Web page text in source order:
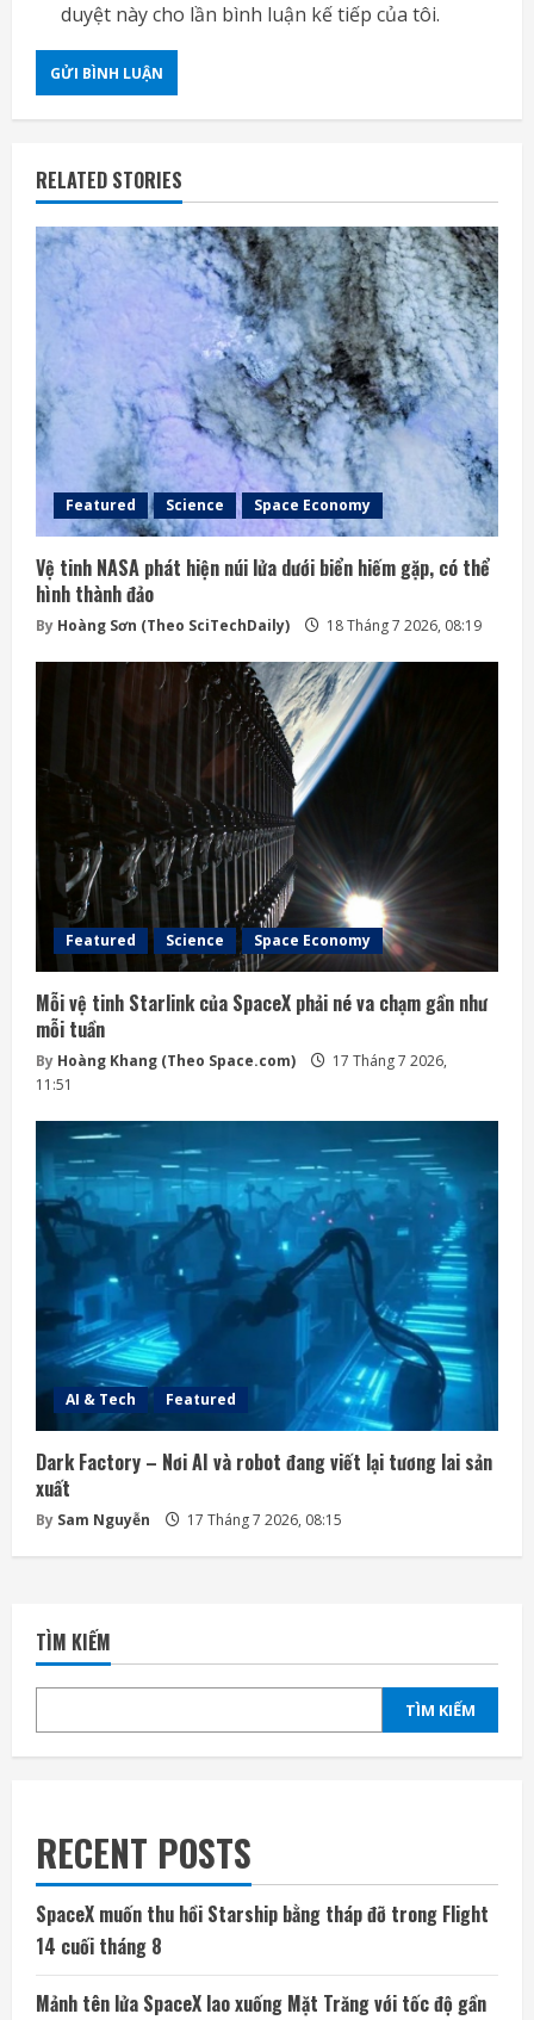
duyệt này cho lần bình luận kế tiếp của tôi.
RELATED STORIES
Featured Science Space Economy
Vệ tinh NASA phát hiện núi lửa dưới biển hiếm gặp, có thể
hình thành đảo
By Hoàng Sơn (Theo SciTechDaily) 18 Tháng 7 2026, 08:19
Featured Science Space Economy
Mỗi vệ tinh Starlink của SpaceX phải né va chạm gần như
mỗi tuần
By Hoàng Khang (Theo Space.com)
17 Tháng 7 2026,
11:51
AI & Tech Featured
Dark Factory – Nơi AI và robot đang viết lại tương lai sản
xuất
By Sam Nguyễn 17 Tháng 7 2026, 08:15
TÌM KIẾM
TÌM KIẾM
RECENT POSTS
SpaceX muốn thu hồi Starship bằng tháp đỡ trong Flight
14 cuối tháng 8
Mảnh tên lửa SpaceX lao xuống Mặt Trăng với tốc độ gần